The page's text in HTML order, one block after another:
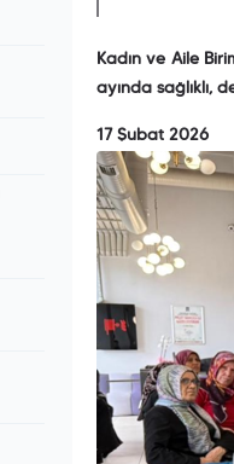
Kadın ve Aile
ayında sağlıklı,
17 Şubat 2026